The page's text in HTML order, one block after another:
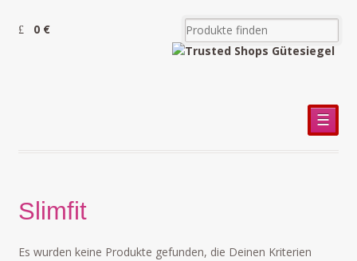
0 €
☰
Slimfit
Es wurden keine Produkte gefunden, die Deinen Kriterien